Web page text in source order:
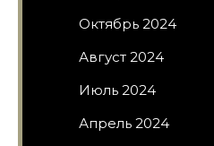
Октябрь 2024
Август 2024
Июль 2024
Апрель 2024